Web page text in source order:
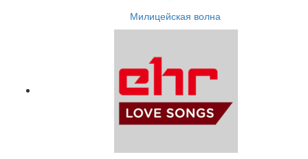
Милицейская волна